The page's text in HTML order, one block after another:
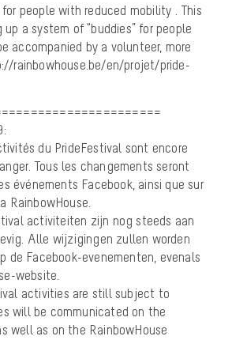
people with reduced mobility . This
a system of “buddies” for people
accompanied by a volunteer, more
rainbowhouse.be/en/projet/pride-
du PrideFestival sont encore
Tous les changements seront
événements Facebook, ainsi que sur
RainbowHouse.
activiteiten zijn nog steeds aan
Alle wijzigingen zullen worden
de Facebook-evenementen, evenals
website.
activities are still subject to
will be communicated on the
well as on the RainbowHouse